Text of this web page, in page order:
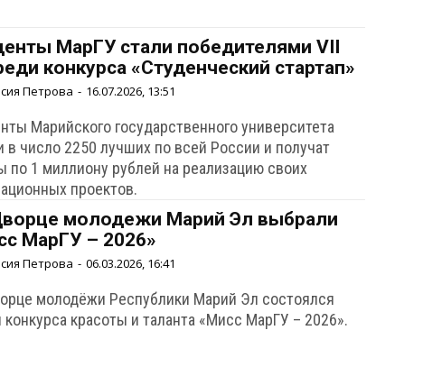
МарГУ стали победителями VII
конкурса «Студенческий стартап»
Петрова - 16.07.2026, 13:51
Марийского государственного университета
в число 2250 лучших по всей России и получат
по 1 миллиону рублей на реализацию своих
проектов.
молодежи Марий Эл выбрали
МарГУ – 2026»
Петрова - 06.03.2026, 16:41
молодёжи Республики Марий Эл состоялся
конкурса красоты и таланта «Мисс МарГУ – 2026».